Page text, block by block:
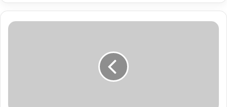
VIDEO